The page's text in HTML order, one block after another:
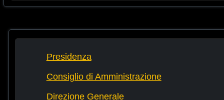
Presidenza
Consiglio di Amministrazione
Direzione Generale